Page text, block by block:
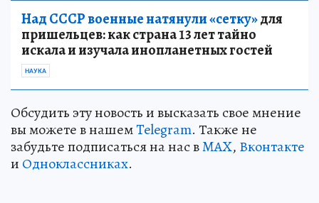
Над СССР военные натянули «сетку»для
пришельцев: как страна 13 лет тайно
искала и изучала инопланетных гостей
НАУКА
Обсудить эту новость и высказать свое мнение
вы можете в нашемTelegram. Также не
забудьте подписаться на нас вMAX, Вконтакте
и Одноклассниках.